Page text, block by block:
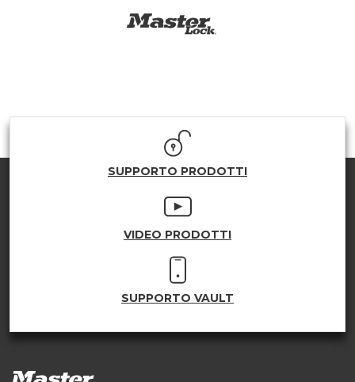
SUPPORTO PRODOTTI
VIDEO PRODOTTI
SUPPORTO VAULT